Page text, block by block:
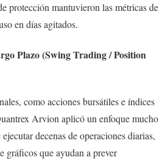
protección mantuvieron las métricas de
en días agitados.
Plazo (Swing Trading / Position
como acciones bursátiles e índices
Arvion aplicó un enfoque mucho
decenas de operaciones diarias,
gráficos que ayudan a prever